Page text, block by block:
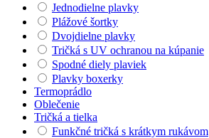
Jednodielne plavky
Plážové šortky
Dvojdielne plavky
Tričká s UV ochranou na kúpanie
Spodné diely plaviek
Plavky boxerky
Termoprádlo
Oblečenie
Tričká a tielka
Funkčné tričká s krátkym rukávom